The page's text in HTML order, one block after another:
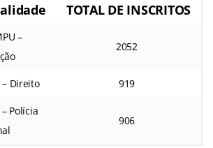
TOTAL DE INSCRITOS
–
2052
Direito 919
Polícia
906